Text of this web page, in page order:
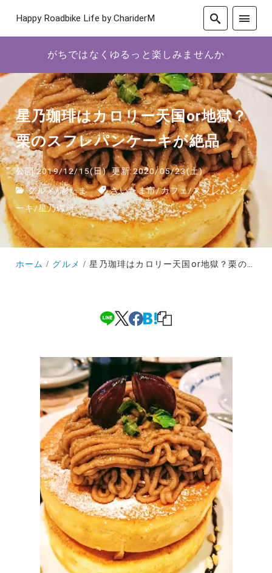
Happy Roadbike Life by ChariderM
がちではなくゆるっと楽しみませんか
星乃珈琲はカロリー天国or地獄？
栗のスフレパンケーキが絶品
公開:2019/12/15(日) 更新:2020/05/23(土)
グルメ/彩たま さいたま市/カフェ/スフレパンケ
ーキ/星乃珈琲
ホーム グルメ 星乃珈琲はカロリー天国or地獄？栗のスフレパンケーキが絶品